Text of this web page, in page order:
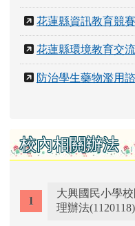
花蓮縣資訊教育競
花蓮縣環境教育交
防治學生藥物濫用
校內相關辦法
大興國民小學
理辦法